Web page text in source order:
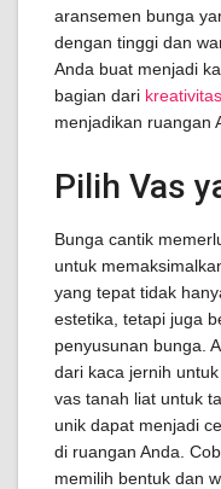
aransemen bunga
dengan tinggi dan
Anda buat menjadi
bagian dari
menjadikan ruangan
Pilih Vas
Bunga cantik
untuk
yang tepat tidak
estetika, tetapi juga
penyusunan bunga.
dari kaca jernih
vas tanah liat untuk
unik dapat menjadi
di ruangan Anda.
memilih bentuk dan